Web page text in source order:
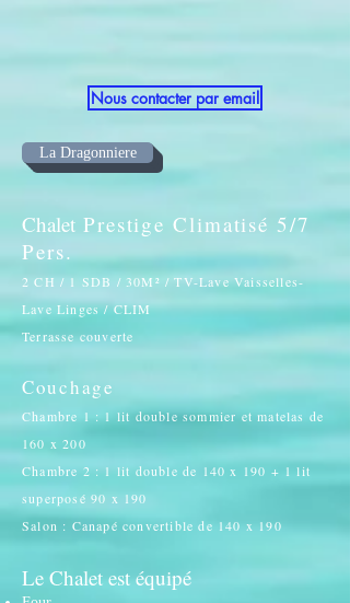
Nous contacter par email
La Dragonniere
Chalet Prestige Climatisé 5/7
Pers.
2CH / 1 SDB /30M² / TV-Lave Vaisselles-
Lave Linges / CLIM
Terrasse couverte
Couchage
Chambre 1 : 1 lit double sommier et matelas de
160 x 200
Chambre 2 : 1 lit double de 140 x 190 + 1 lit
superposé 90 x 190
Salon : Canapé convertible de 140 x 190
Le Chalet est équipé